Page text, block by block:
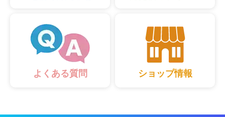
よくある質問 ショップ情報